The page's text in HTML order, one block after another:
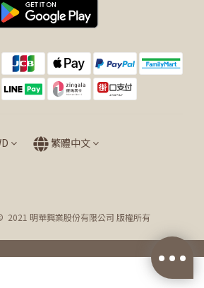
繁體中文
2021 明華興業股份有限公司 版權所有